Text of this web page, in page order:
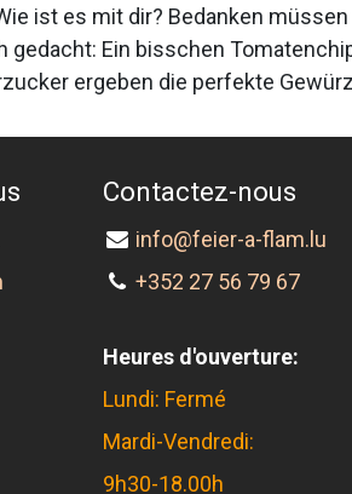
ist es mit dir? Bedanken
gedacht: Ein bisschen
ergeben die perfekte
Contactez-nous
info@feier-a-flam.lu
+352 27 56 79 67
Heures d'ouverture:
Lundi: Fermé
Mardi-Vendredi:
9h30-18.00h